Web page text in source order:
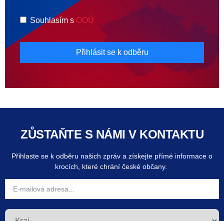
Souhlasím s OOÚ
Přihlásit se k odběru
ZŮSTAŇTE S NÁMI V KONTAKTU
Přihlaste se k odběru našich zpráv a získejte přímé informace o
krocích, které chrání české občany.